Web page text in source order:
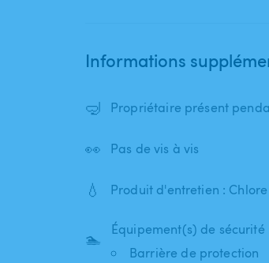
Informations
🤿 Propriétaire présent
👀 Pas de vis à vis
💧 Produit d'entretien : Chlore
🏊
Équipement(s) de sécurité
Barrière de protection